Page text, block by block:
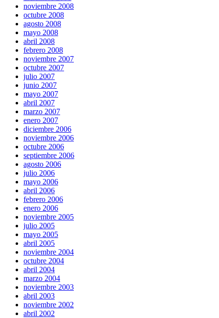
noviembre 2008
octubre 2008
agosto 2008
mayo 2008
abril 2008
febrero 2008
noviembre 2007
octubre 2007
julio 2007
junio 2007
mayo 2007
abril 2007
marzo 2007
enero 2007
diciembre 2006
noviembre 2006
octubre 2006
septiembre 2006
agosto 2006
julio 2006
mayo 2006
abril 2006
febrero 2006
enero 2006
noviembre 2005
julio 2005
mayo 2005
abril 2005
noviembre 2004
octubre 2004
abril 2004
marzo 2004
noviembre 2003
abril 2003
noviembre 2002
abril 2002